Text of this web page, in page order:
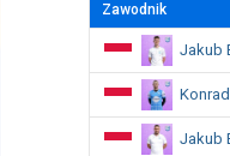
Zawodnik
Jakub
Jakub